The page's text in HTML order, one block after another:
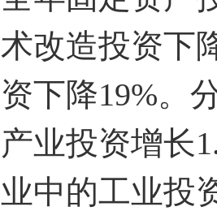
术改造投资下
资下降19%。
产业投资增长
业中的工业投